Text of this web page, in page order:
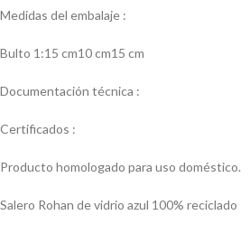
Medidas del embalaje :
Bulto 1:15 cm10 cm15 cm
Documentación técnica :
Certificados :
Producto homologado para uso doméstico.
Salero Rohan de vidrio azul 100% reciclado